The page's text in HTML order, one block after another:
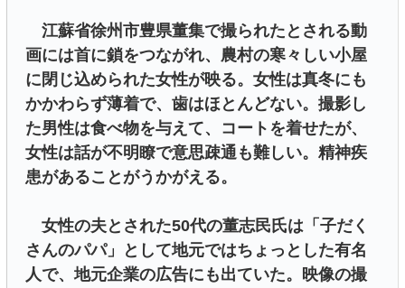
江蘇省徐州市豊県董集で撮られたとされる動
画には首に鎖をつながれ、農村の寒々しい小屋
に閉じ込められた女性が映る。女性は真冬にも
かかわらず薄着で、歯はほとんどない。撮影し
た男性は食べ物を与えて、コートを着せたが、
女性は話が不明瞭で意思疎通も難しい。精神疾
患があることがうかがえる。
女性の夫とされた50代の董志民氏は「子だく
さんのパパ」として地元ではちょっとした有名
人で、地元企業の広告にも出ていた。映像の撮